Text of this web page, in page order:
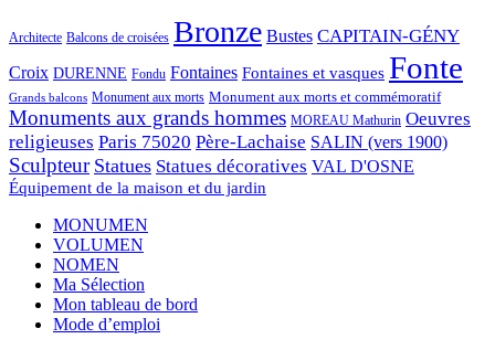
Architecte Balcons de croisées Bronze Bustes CAPITAIN-GÉNY
Croix DURENNE Fondu Fontaines Fontaines et vasques Fonte
Grands balcons Monument aux morts Monument aux morts et commémoratif
Monuments aux grands hommes MOREAU Mathurin Oeuvres
religieuses Paris 75020 Père-Lachaise SALIN (vers 1900)
Sculpteur Statues Statues décoratives VAL D'OSNE
Équipement de la maison et du jardin
MONUMEN
VOLUMEN
NOMEN
Ma Sélection
Mon tableau de bord
Mode d’emploi